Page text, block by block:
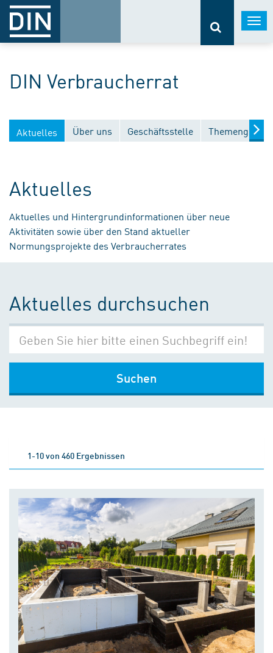
DIN Verbraucherrat
Aktuelles Über uns Geschäftsstelle
Aktuelles
Aktuelles und Hintergrundinformationen über neue
Aktivitäten sowie über den Stand aktueller
Normungsprojekte des Verbraucherrates
Aktuelles durchsuchen
Suchen
1-10 von 460 Ergebnissen